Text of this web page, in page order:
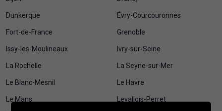
Dunkerque Évry-Courcouronnes
Fort-de-France Grenoble
Issy-les-Moulineaux Ivry-sur-Seine
La Rochelle La Seyne-sur-Mer
Le Blanc-Mesnil Le Havre
Le Mans Levallois-Perret